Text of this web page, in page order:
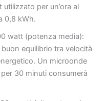
per un’ora al
0,8 kWh.
watt (potenza media):
equilibrio tra velocità
Un microonde
30 minuti consumerà